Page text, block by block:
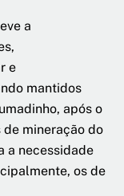
a
e
mantidos
após o
mineração do
a necessidade
os de